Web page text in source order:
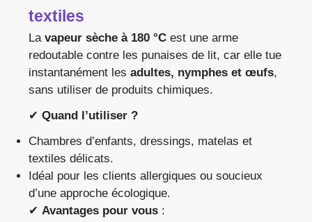
textiles
La vapeur sèche à 180 °C est une arme
redoutable contre les punaises de lit, car elle tue
instantanément les adultes, nymphes et œufs,
sans utiliser de produits chimiques.
✔ Quand l’utiliser ?
Chambres d’enfants, dressings, matelas et
textiles délicats.
Idéal pour les clients allergiques ou soucieux
d’une approche écologique.
✔ Avantages pour vous :